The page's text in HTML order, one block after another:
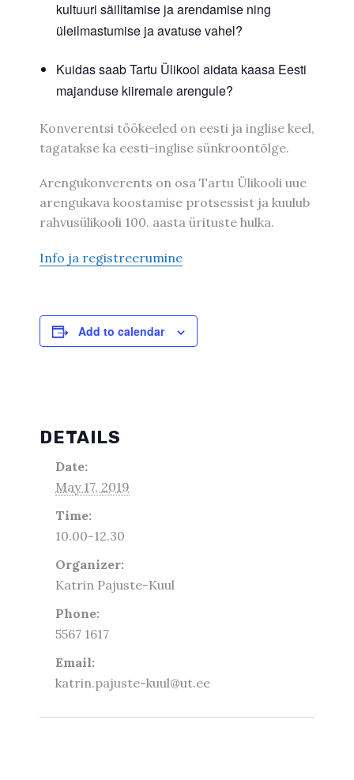
kultuuri säilitamise ja arendamise ning
üleilmastumise ja avatuse vahel?
Kuidas saab Tartu Ülikool aidata kaasa Eesti
majanduse kiiremale arengule?
Konverentsi töökeeled on eesti ja inglise keel,
tagatakse ka eesti-inglise sünkroontõlge.
Arengukonverents on osa Tartu Ülikooli uue
arengukava koostamise protsessist ja kuulub
rahvusülikooli 100. aasta ürituste hulka.
Info ja registreerumine
Add to calendar
DETAILS
Date:
May 17, 2019
Time:
10.00-12.30
Organizer:
Katrin Pajuste-Kuul
Phone:
5567 1617
Email:
katrin.pajuste-kuul@ut.ee